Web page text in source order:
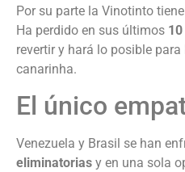
Por su parte la Vinotinto
Ha perdido en sus últimos
revertir y hará lo posible
canarinha.
El único
Venezuela y Brasil se han
eliminatorias y en una sola